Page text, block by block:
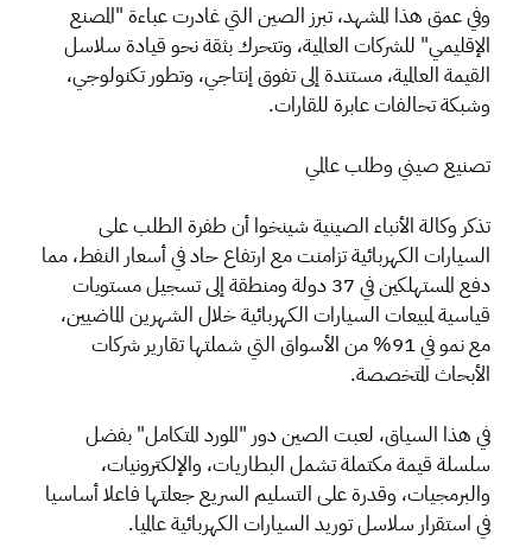
وفي عمق هذا المشهد، تبرز الصين التي غادرت عباءة "المصنع
الإقليمي" للشركات العالمية، وتتحرك بثقة نحو قيادة سلاسل
القيمة العالمية، مستندة إلى تفوق إنتاجي، وتطور تكنولوجي،
وشبكة تحالفات عابرة للقارات.
تصنيع صيني وطلب عالمي
تذكر وكالة الأنباء الصينية شينخوا أن طفرة الطلب على
السيارات الكهربائية تزامنت مع ارتفاع حاد في أسعار النفط، مما
دفع المستهلكين في 37 دولة ومنطقة إلى تسجيل مستويات
قياسية لمبيعات السيارات الكهربائية خلال الشهرين الماضيين،
مع نمو في 91% من الأسواق التي شملتها تقارير شركات
الأبحاث المتخصصة.
في هذا السياق، لعبت الصين دور "المورد المتكامل" بفضل
سلسلة قيمة مكتملة تشمل البطاريات، والإلكترونيات،
والبرمجيات، وقدرة على التسليم السريع جعلتها فاعلا أساسيا
في استقرار سلاسل توريد السيارات الكهربائية عالميا.